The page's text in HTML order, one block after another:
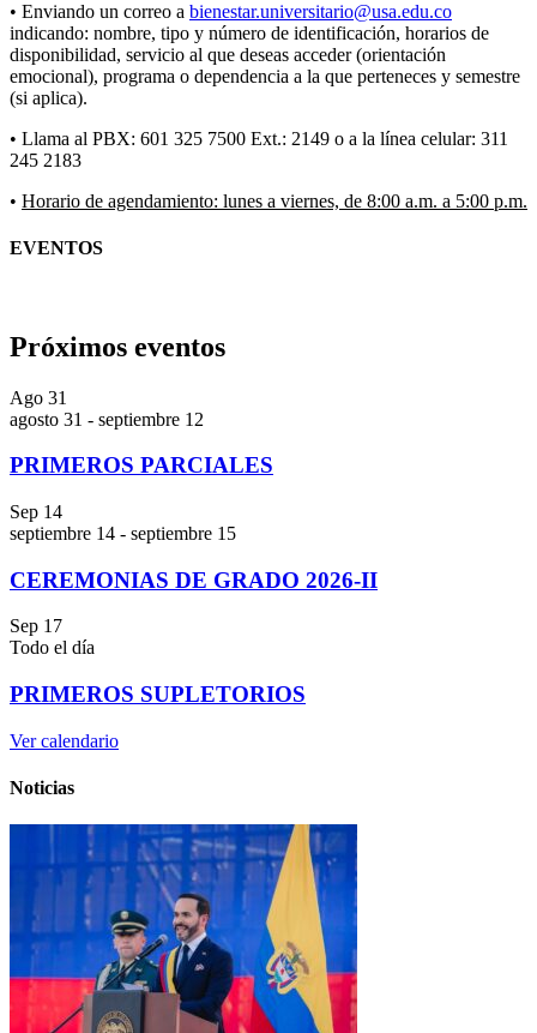
• Enviando un correo a bienestar.universitario@usa.edu.co
indicando: nombre, tipo y número de identificación, horarios de
disponibilidad, servicio al que deseas acceder (orientación
emocional), programa o dependencia a la que perteneces y semestre
(si aplica).
• Llama al PBX: 601 325 7500 Ext.: 2149 o a la línea celular: 311
245 2183
• Horario de agendamiento: lunes a viernes, de 8:00 a.m. a 5:00 p.m.
EVENTOS
Próximos eventos
Ago 31
agosto 31 - septiembre 12
PRIMEROS PARCIALES
Sep 14
septiembre 14 - septiembre 15
CEREMONIAS DE GRADO 2026-II
Sep 17
Todo el día
PRIMEROS SUPLETORIOS
Ver calendario
Noticias